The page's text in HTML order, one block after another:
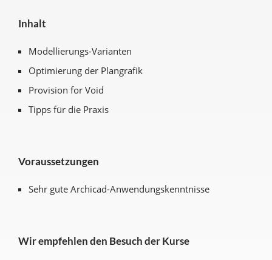
Inhalt
Modellierungs-Varianten
Optimierung der Plangrafik
Provision for Void
Tipps für die Praxis
Voraussetzungen
Sehr gute Archicad-Anwendungskenntnisse
Wir empfehlen den Besuch der Kurse